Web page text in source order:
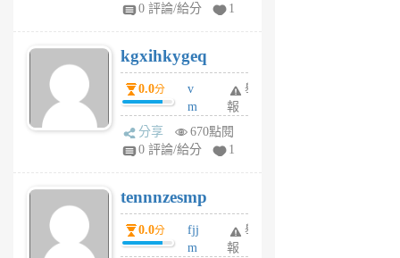
6
個
月
前
0 評論/給分 1
kgxihkygeq
0.0分
v
m
sg
sr
6
個
月
前
舉
報
分享
670點閱
0 評論/給分
1
tennnzesmp
0.0分
fjj
m
舉
報